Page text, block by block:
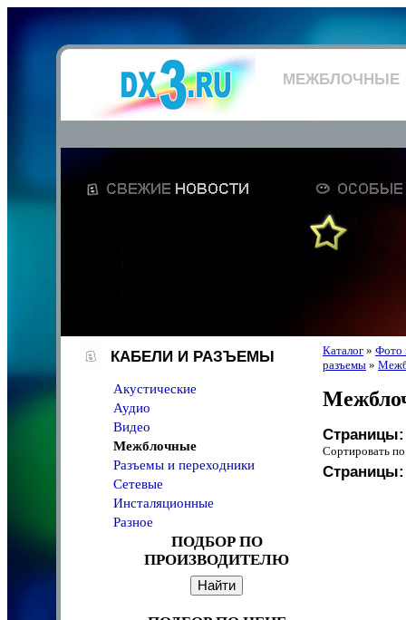
МЕЖБЛОЧНЫЕ
КАБЕЛИ И РАЗЪЕМЫ
Акустические
Аудио
Видео
Межблочные
Разъемы и переходники
Сетевые
Инсталяционные
Разное
ПОДБОР ПО
ПРОИЗВОДИТЕЛЮ
Каталог » Фото
разъемы »
Страницы:
Сортировать
Страницы: